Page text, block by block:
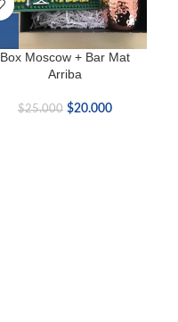
Box Moscow + Bar Mat
Arriba
$25.000 $20.000